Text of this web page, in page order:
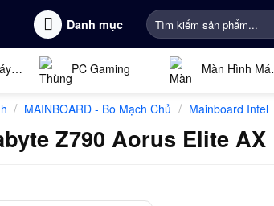
Danh mục
Tìm
kiếm:
PC Gaming
Màn Hình
/ MAINBOARD - Bo Mạch Chủ / Mainboard Intel
Z790 Aorus Elite AX